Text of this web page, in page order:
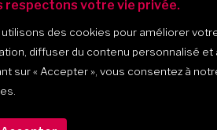
475,
respectons votre vie privée.
utilisons des cookies pour améliorer
diffuser du contenu personnalisé et
sur« Accepter » , vous consentez à